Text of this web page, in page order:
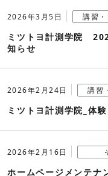
2026年3月5日 講習
ミツトヨ計測学院
知らせ
2026年2月24日 講習
ミツトヨ計測学院_体
2026年2月16日
ホームページメンテ